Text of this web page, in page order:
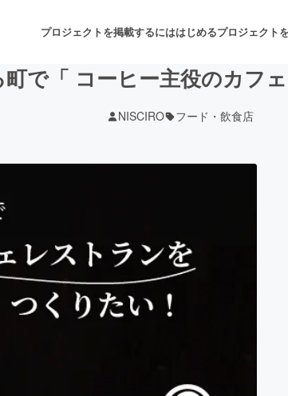
プロジェクトを掲載するにははじめるプロジェクト
舞台・パ
ゲーム・サービス開発
書籍・雑誌出版
ビューテ
で「 コーヒー主役のカフ
NISCIRO フード・飲食店